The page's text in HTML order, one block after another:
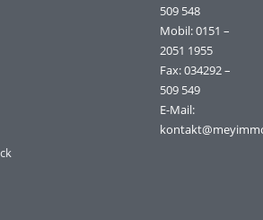
509 548
Mobil: 0151 –
2051 1955
Fax: 034292 –
509 549
E-Mail: